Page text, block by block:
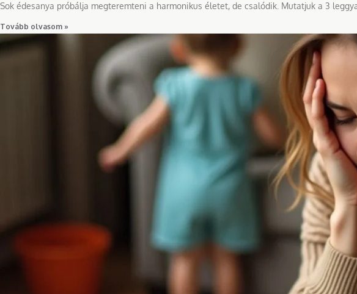
Sok édesanya próbálja megteremteni a harmonikus életet, de csalódik. Mutatjuk a 3
Tovább olvasom »